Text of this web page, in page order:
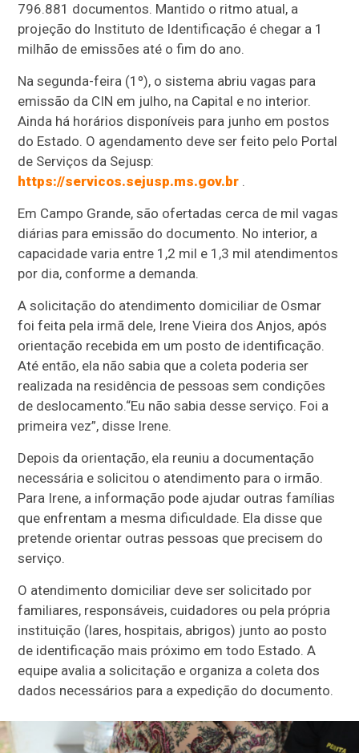
796.881 documentos. Mantido o ritmo atual, a
projeção do Instituto de Identificação é chegar a 1
milhão de emissões até o fim do ano.
Na segunda-feira (1º), o sistema abriu vagas para
emissão da CIN em julho, na Capital e no interior.
Ainda há horários disponíveis para junho em postos
do Estado. O agendamento deve ser feito pelo Portal
de Serviços da Sejusp:
https://servicos.sejusp.ms.gov.br .
Em Campo Grande, são ofertadas cerca de mil vagas
diárias para emissão do documento. No interior, a
capacidade varia entre 1,2 mil e 1,3 mil atendimentos
por dia, conforme a demanda.
A solicitação do atendimento domiciliar de Osmar
foi feita pela irmã dele, Irene Vieira dos Anjos, após
orientação recebida em um posto de identificação.
Até então, ela não sabia que a coleta poderia ser
realizada na residência de pessoas sem condições
de deslocamento.“Eu não sabia desse serviço. Foi a
primeira vez”, disse Irene.
Depois da orientação, ela reuniu a documentação
necessária e solicitou o atendimento para o irmão.
Para Irene, a informação pode ajudar outras famílias
que enfrentam a mesma dificuldade. Ela disse que
pretende orientar outras pessoas que precisem do
serviço.
O atendimento domiciliar deve ser solicitado por
familiares, responsáveis, cuidadores ou pela própria
instituição (lares, hospitais, abrigos) junto ao posto
de identificação mais próximo em todo Estado. A
equipe avalia a solicitação e organiza a coleta dos
dados necessários para a expedição do documento.